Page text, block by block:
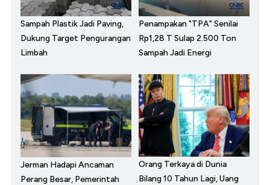
Sampah Plastik Jadi Paving,
Dukung Target Pengurangan
Limbah
Penampakan "TPA" Senilai
Rp1,28 T Sulap 2.500 Ton
Sampah Jadi Energi
Jerman Hadapi Ancaman
Perang Besar, Pemerintah
Orang Terkaya di Dunia
Bilang 10 Tahun Lagi, Uang